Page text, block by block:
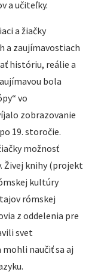
a učiteľky.
a žiačky
a zaujímavostiach
históriu, reálie a
bola
vo
zobrazovanie
19. storočie.
možnosť
Živej knihy (projekt
kultúry
rómskej
z oddelenia pre
svet
mohli naučiť sa aj